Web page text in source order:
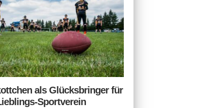
als Glücksbringer für
Sportverein